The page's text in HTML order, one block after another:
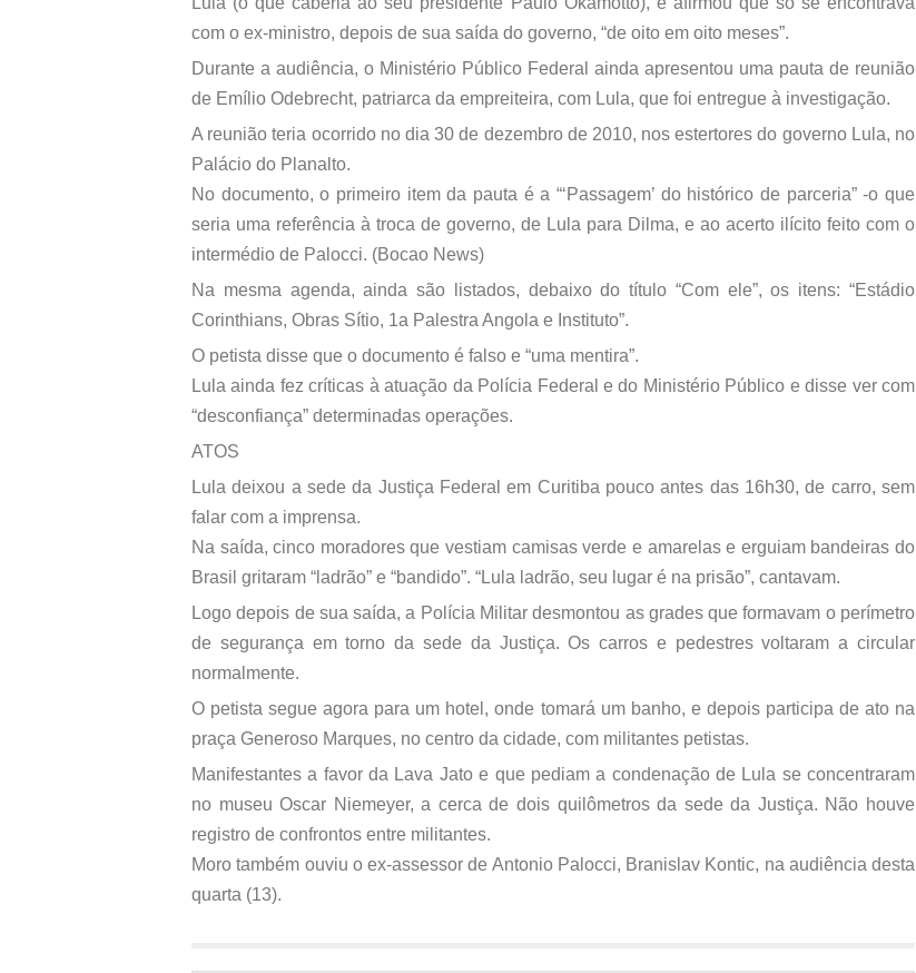
com o ex-ministro, depois de sua saída do governo, “de oito em oito meses”.
Durante a audiência, o Ministério Público Federal ainda apresentou uma pauta de reunião
de Emílio Odebrecht, patriarca da empreiteira, com Lula, que foi entregue à investigação.
A reunião teria ocorrido no dia 30 de dezembro de 2010, nos estertores do governo Lula, no
Palácio do Planalto.
No documento, o primeiro item da pauta é a “‘Passagem’ do histórico de parceria” -o que
seria uma referência à troca de governo, de Lula para Dilma, e ao acerto ilícito feito com o
intermédio de Palocci. (Bocao News)
Na mesma agenda, ainda são listados, debaixo do título “Com ele”, os itens: “Estádio
Corinthians, Obras Sítio, 1a Palestra Angola e Instituto”.
O petista disse que o documento é falso e “uma mentira”.
Lula ainda fez críticas à atuação da Polícia Federal e do Ministério Público e disse ver com
“desconfiança” determinadas operações.
ATOS
Lula deixou a sede da Justiça Federal em Curitiba pouco antes das 16h30, de carro, sem
falar com a imprensa.
Na saída, cinco moradores que vestiam camisas verde e amarelas e erguiam bandeiras do
Brasil gritaram “ladrão” e “bandido”. “Lula ladrão, seu lugar é na prisão”, cantavam.
Logo depois de sua saída, a Polícia Militar desmontou as grades que formavam o perímetro
de segurança em torno da sede da Justiça. Os carros e pedestres voltaram a circular
normalmente.
O petista segue agora para um hotel, onde tomará um banho, e depois participa de ato na
praça Generoso Marques, no centro da cidade, com militantes petistas.
Manifestantes a favor da Lava Jato e que pediam a condenação de Lula se concentraram
no museu Oscar Niemeyer, a cerca de dois quilômetros da sede da Justiça. Não houve
registro de confrontos entre militantes.
Moro também ouviu o ex-assessor de Antonio Palocci, Branislav Kontic, na audiência desta
quarta (13).